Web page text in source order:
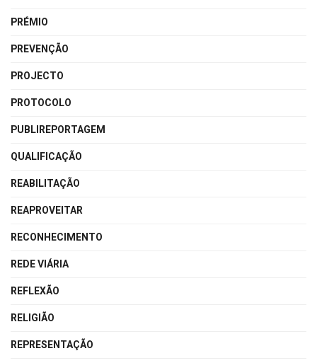
PRÉMIO
PREVENÇÃO
PROJECTO
PROTOCOLO
PUBLIREPORTAGEM
QUALIFICAÇÃO
REABILITAÇÃO
REAPROVEITAR
RECONHECIMENTO
REDE VIÁRIA
REFLEXÃO
RELIGIÃO
REPRESENTAÇÃO